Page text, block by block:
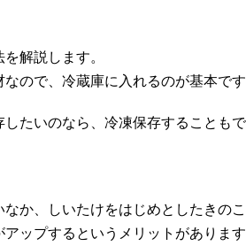
解説します。
ので、冷蔵庫に入れるのが基本です
たいのなら、冷凍保存することもで
か、しいたけをはじめとしたきの
ップするというメリットがあります